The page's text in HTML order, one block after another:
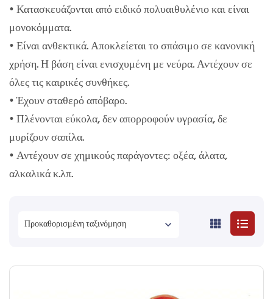
• Κατασκευάζονται από ειδικό πολυαιθυλένιο και είναι
μονοκόμματα.
• Είναι ανθεκτικά. Αποκλείεται το σπάσιμο σε κανονική
χρήση. Η βάση είναι ενισχυμένη με νεύρα. Αντέχουν σε
όλες τις καιρικές συνθήκες.
• Έχουν σταθερό απόβαρο.
• Πλένονται εύκολα, δεν απορροφούν υγρασία, δε
μυρίζουν σαπίλα.
• Αντέχουν σε χημικούς παράγοντες: οξέα, άλατα,
αλκαλικά κ.λπ.